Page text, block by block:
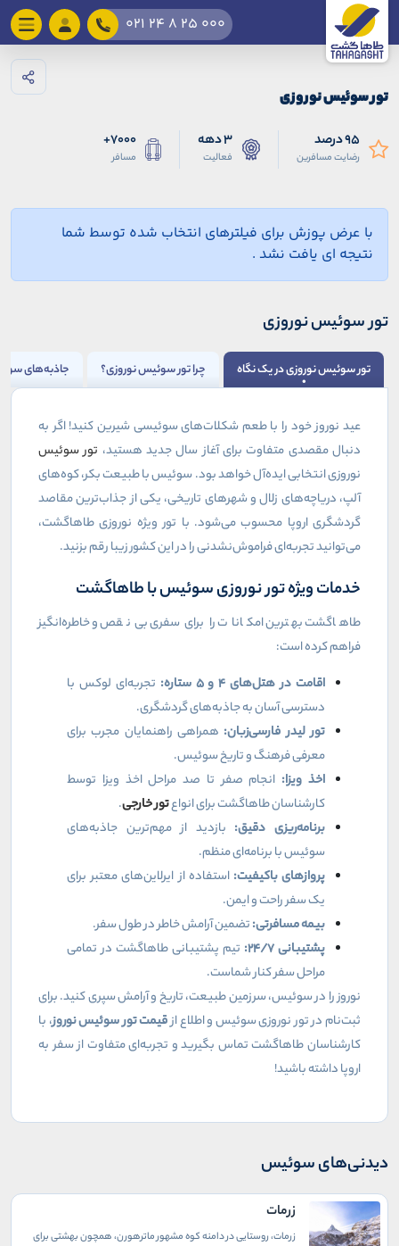
021 24 8 25 000
تور سوئیس نوروزی
95 درصد
رضایت مسافرین
3 دهه
فعالیت
7000+
مسافر
با عرض پوزش برای فیلترهای انتخاب شده توسط شما
نتیجه ای یافت نشد .
تور سوئیس نوروزی
تور سوئیس نوروزی در یک نگاه چرا تور سوئیس نوروزی؟ جاذبه‌های
عید نوروز خود را با طعم شکلات‌های سوئیسی شیرین کنید! اگر به
دنبال مقصدی متفاوت برای آغاز سال جدید هستید، تور سوئیس
نوروزی انتخابی ایده‌آل خواهد بود. سوئیس با طبیعت بکر، کوه‌های
آلپ، دریاچه‌های زلال و شهرهای تاریخی، یکی از جذاب‌ترین مقاصد
گردشگری اروپا محسوب می‌شود. با تور ویژه نوروزی طاهاگشت،
می‌توانید تجربه‌ای فراموش‌نشدنی را در این کشور زیبا رقم بزنید.
خدمات ویژه تور نوروزی سوئیس با طاهاگشت
طاهاگشت بهترین امکانات را برای سفری بی‌نقص و خاطره‌انگیز
فراهم کرده است:
اقامت در هتل‌های ۴و۵ ستاره: تجربه‌ای لوکس با
دسترسی آسان به جاذبه‌های گردشگری.
تور لیدر فارسی‌زبان: همراهی راهنمایان مجرب برای
معرفی فرهنگ و تاریخ سوئیس.
اخذ ویزا: انجام صفر تا صد مراحل اخذ ویزا توسط
کارشناسان طاهاگشت برای انواعتور خارجی.
برنامه‌ریزی دقیق: بازدید از مهم‌ترین جاذبه‌های
سوئیس با برنامه‌ای منظم.
پروازهای باکیفیت: استفاده از ایرلاین‌های معتبر برای
یک سفر راحت و ایمن.
بیمه مسافرتی:تضمین آرامش خاطر در طول سفر.
پشتیبانی۲۴/۷: تیم پشتیبانی طاهاگشت در تمامی
مراحل سفر کنار شماست.
نوروز را در سوئیس، سرزمین طبیعت، تاریخ و آرامش سپری کنید. برای
ثبت‌نام در تور نوروزی سوئیس و اطلاع ازقیمت تور سوئیس نوروز، با
کارشناسان طاهاگشت تماس بگیرید و تجربه‌ای متفاوت از سفر به
اروپا داشته باشید!
دیدنی‌های سوئیس
زرمات
زرمات، روستایی در دامنه‌ کوه مشهور ماترهورن، همچون بهشتی برای